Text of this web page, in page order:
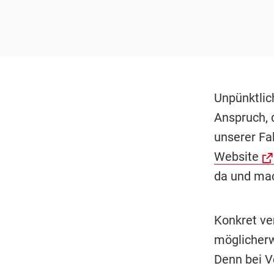
Anspruch,
unserer
Website
da und
Konkret
Denn bei